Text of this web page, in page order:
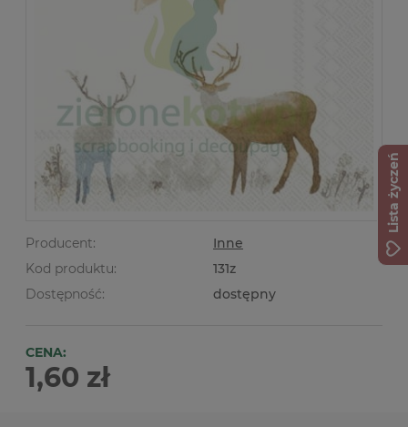
Producent:
Inne
Kod produktu:
131z
Dostępność:
dostępny
CENA:
1,60 zł
Lista życzeń